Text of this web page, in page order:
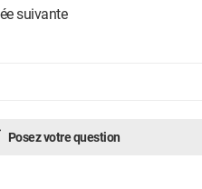
suivante
Posez votre question